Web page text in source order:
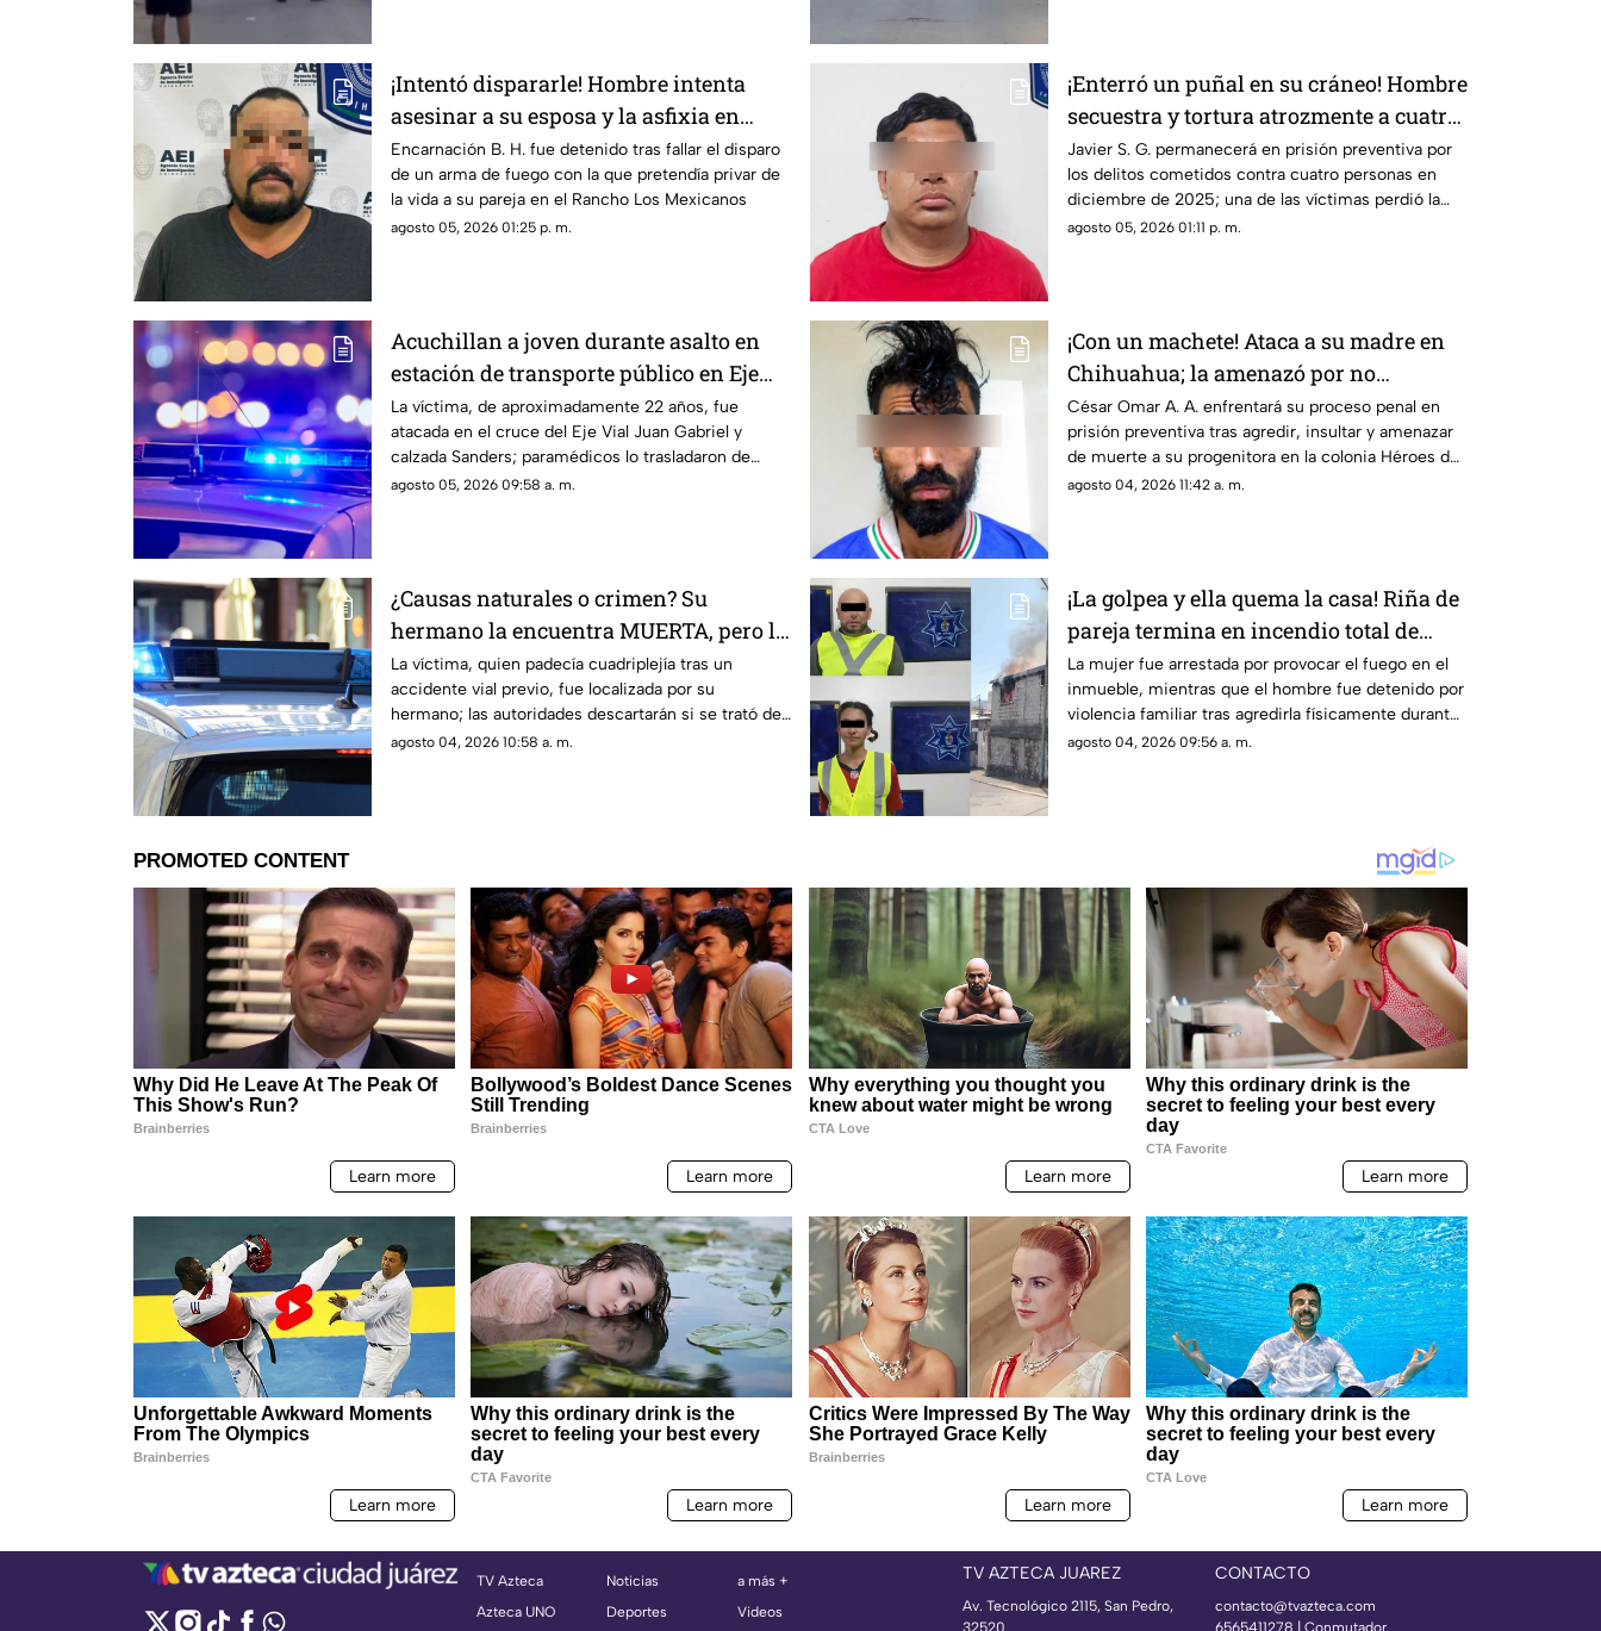
¡Intentó dispararle! Hombre intenta
asesinar a su esposa y la asfixia en
Chihuahua
Encarnación B. H. fue detenido tras fallar el disparo
de un arma de fuego con la que pretendía privar de
la vida a su pareja en el Rancho Los Mexicanos
agosto 05, 2026 01:25 p. m.
¡Enterró un puñal en su cráneo! Hombre
secuestra y tortura atrozmente a cuatro;
asesinan a uno en Riberas del Bravo
Javier S. G. permanecerá en prisión preventiva por
los delitos cometidos contra cuatro personas en
diciembre de 2025; una de las víctimas perdió la
vida a causa de la agresión directa en la cabeza
agosto 05, 2026 01:11 p. m.
Acuchillan a joven durante asalto en
estación de transporte público en Eje
Vial
La víctima, de aproximadamente 22 años, fue
atacada en el cruce del Eje Vial Juan Gabriel y
calzada Sanders; paramédicos lo trasladaron de
emergencia a un hospital
agosto 05, 2026 09:58 a. m.
¡Con un machete! Ataca a su madre en
Chihuahua; la amenazó por no
despertarlo para ir a trabajar
César Omar A. A. enfrentará su proceso penal en
prisión preventiva tras agredir, insultar y amenazar
de muerte a su progenitora en la colonia Héroes de
la Revolución de Parral, Chihuahua
agosto 04, 2026 11:42 a. m.
¿Causas naturales o crimen? Su
hermano la encuentra MUERTA, pero la
postura de su cuerpo desata sospechas
La víctima, quien padecía cuadriplejía tras un
accidente vial previo, fue localizada por su
hermano; las autoridades descartarán si se trató de
una causa natural o un hecho delictivo
agosto 04, 2026 10:58 a. m.
¡La golpea y ella quema la casa! Riña de
pareja termina en incendio total de
vivienda en Ciudad Juárez
La mujer fue arrestada por provocar el fuego en el
inmueble, mientras que el hombre fue detenido por
violencia familiar tras agredirla físicamente durante
una discusión.
agosto 04, 2026 09:56 a. m.
TV Azteca
Azteca UNO
Noticias
Deportes
a más +
Videos
TV AZTECA JUAREZ
Av. Tecnológico 2115, San Pedro,
32520
CONTACTO
contacto@tvazteca.com
6565411278 | Conmutador